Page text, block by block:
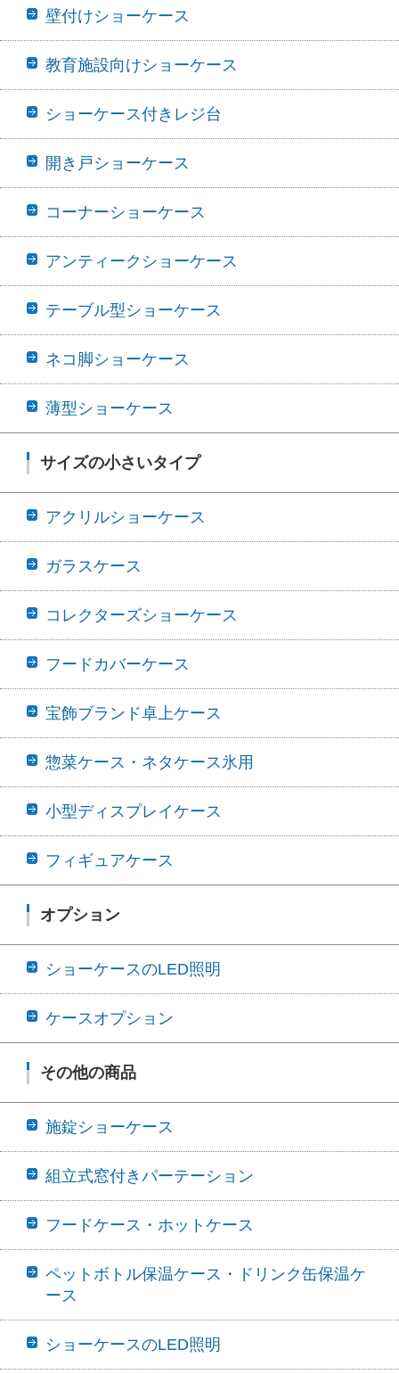
壁付けショーケース
教育施設向けショーケース
ショーケース付きレジ台
開き戸ショーケース
コーナーショーケース
アンティークショーケース
テーブル型ショーケース
ネコ脚ショーケース
薄型ショーケース
サイズの小さいタイプ
アクリルショーケース
ガラスケース
コレクターズショーケース
フードカバーケース
宝飾ブランド卓上ケース
惣菜ケース・ネタケース氷用
小型ディスプレイケース
フィギュアケース
オプション
ショーケースのLED照明
ケースオプション
その他の商品
施錠ショーケース
組立式窓付きパーテーション
フードケース・ホットケース
ペットボトル保温ケース・ドリンク缶保温ケ
ース
ショーケースのLED照明